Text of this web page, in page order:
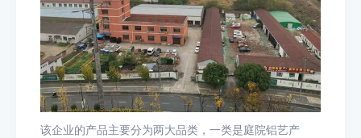
该企业的产品主要分为两大品类，一类是庭院铝艺产